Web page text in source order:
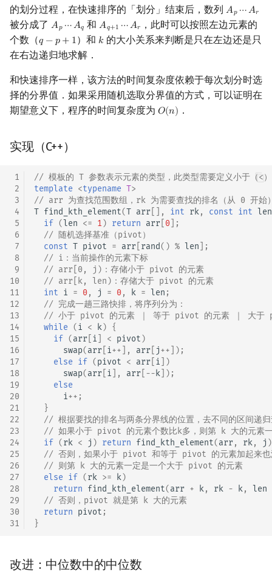
的划分过程，在快速排序的「划分」结束后，数列 𝐴𝑝 ⋯𝐴𝑟
Ap ⋯Ar
被分成了 𝐴𝑝 ⋯𝐴𝑞
Ap ⋯Aq 和 𝐴𝑞+1 ⋯𝐴𝑟
Aq+1 ⋯Ar
，此时可以按照左边元素的
个数（𝑞 −𝑝+ 1
q −p+ 1 ）和 𝑘
k 的大小关系来判断是只在左边还是只
在右边递归地求解．
和快速排序一样，该方法的时间复杂度依赖于每次划分时选
择的分界值．如果采用随机选取分界值的方式，可以证明在
期望意义下，程序的时间复杂度为 𝑂(𝑛)
O(n) ．
实现（C++）
1
2
3
4
5
6
7
8
9
10
11
12
13
14
15
16
17
18
19
20
21
22
23
24
25
26
27
28
29
30
31
// 模板的 T 参数表示元素的类型，此类型需要定义小于（<
template <typename T>
// arr 为查找范围数组，rk 为需要查找的排名（从 0 开始
T find_kth_element(T arr [], int rk, const int len
if (len <= 1) return arr 0 ];
// 随机选择基准（pivot）
const T pivot = arr rand() % len ];
// i：当前操作的元素下标
// arr[0, j)：存储小于 pivot 的元素
// arr[k, len)：存储大于 pivot 的元素
int i = 0, j = 0, k = len ;
// 完成一趟三路快排，将序列分为：
// 小于 pivot 的元素 ｜ 等于 pivot 的元素 ｜ 大于
while (i < k) {
if (arr i < pivot)
swap(arr i++ ], arr j++ ]);
else if (pivot < arr i ])
swap(arr i ], arr -- k ]);
else
i++ ;
}
// 根据要找的排名与两条分界线的位置，去不同的区间递
// 如果小于 pivot 的元素个数比k多，则第 k 大的元素
if (rk < j ) return find_kth_element(arr, rk, j
// 否则，如果小于 pivot 和等于 pivot 的元素加起来
// 则第 k 大的元素一定是一个大于 pivot 的元素
else if (rk >= k)
return find_kth_element(arr + k, rk - k,
len
// 否则，pivot 就是第 k 大的元素
return pivot ;
}
改进：中位数中的中位数